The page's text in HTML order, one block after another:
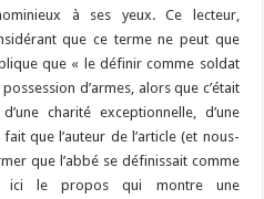
à ses yeux. Ce lecteur,
que ce terme ne peut que
que « le définir comme soldat
d’armes, alors que c’était
charité exceptionnelle, d’une
que l’auteur de l’article (et nous-
que l’abbé se définissait comme
ici le propos qui montre une